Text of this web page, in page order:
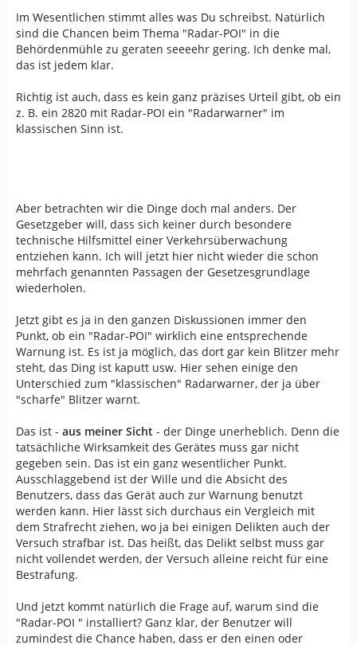
Im Wesentlichen stimmt alles was Du schreibst. Natürlich
sind die Chancen beim Thema "Radar-POI" in die
Behördenmühle zu geraten seeeehr gering. Ich denke mal,
das ist jedem klar.
Richtig ist auch, dass es kein ganz präzises Urteil gibt, ob ein
z. B. ein 2820 mit Radar-POI ein "Radarwarner" im
klassischen Sinn ist.
Aber betrachten wir die Dinge doch mal anders. Der
Gesetzgeber will, dass sich keiner durch besondere
technische Hilfsmittel einer Verkehrsüberwachung
entziehen kann. Ich will jetzt hier nicht wieder die schon
mehrfach genannten Passagen der Gesetzesgrundlage
wiederholen.
Jetzt gibt es ja in den ganzen Diskussionen immer den
Punkt, ob ein "Radar-POI" wirklich eine entsprechende
Warnung ist. Es ist ja möglich, das dort gar kein Blitzer mehr
steht, das Ding ist kaputt usw. Hier sehen einige den
Unterschied zum "klassischen" Radarwarner, der ja über
"scharfe" Blitzer warnt.
Das ist - aus meiner Sicht - der Dinge unerheblich. Denn die
tatsächliche Wirksamkeit des Gerätes muss gar nicht
gegeben sein. Das ist ein ganz wesentlicher Punkt.
Ausschlaggebend ist der Wille und die Absicht des
Benutzers, dass das Gerät auch zur Warnung benutzt
werden kann. Hier lässt sich durchaus ein Vergleich mit
dem Strafrecht ziehen, wo ja bei einigen Delikten auch der
Versuch strafbar ist. Das heißt, das Delikt selbst muss gar
nicht vollendet werden, der Versuch alleine reicht für eine
Bestrafung.
Und jetzt kommt natürlich die Frage auf, warum sind die
"Radar-POI " installiert? Ganz klar, der Benutzer will
zumindest die Chance haben, dass er den einen oder